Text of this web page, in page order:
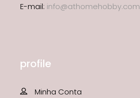
E-mail: info@athomehobby.com
profile
Minha Conta